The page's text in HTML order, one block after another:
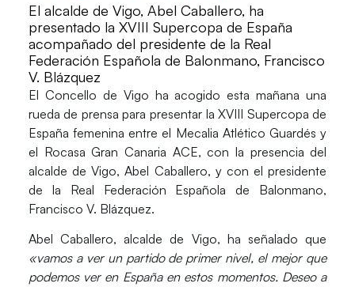
El alcalde de Vigo, Abel Caballero, ha
presentado la XVIII Supercopa de España
acompañado del presidente de la Real
Federación Española de Balonmano, Francisco
V. Blázquez
El Concello de Vigo ha acogido esta mañana una
rueda de prensa para presentar laXVIII Supercopa de
España femenina entre el Mecalia Atlético Guardés y
el Rocasa Gran Canaria ACE, con la presencia del
alcalde de Vigo, Abel Caballero, y con el presidente
de la Real Federación Española de Balonmano,
Francisco V. Blázquez.
Abel Caballero, alcalde de Vigo, ha señalado que
«vamos a ver un partido de primer nivel, el mejor que
podemos ver en España en estos momentos. Deseo a